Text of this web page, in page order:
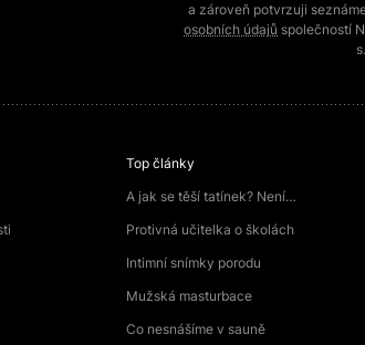
a zároveň potvrzuji
osobních údajů společností
Top články
A jak se těší tatínek? Není…
Protivná učitelka o školách
Intimní snímky porodu
Mužská masturbace
Co nesnášíme v sauně